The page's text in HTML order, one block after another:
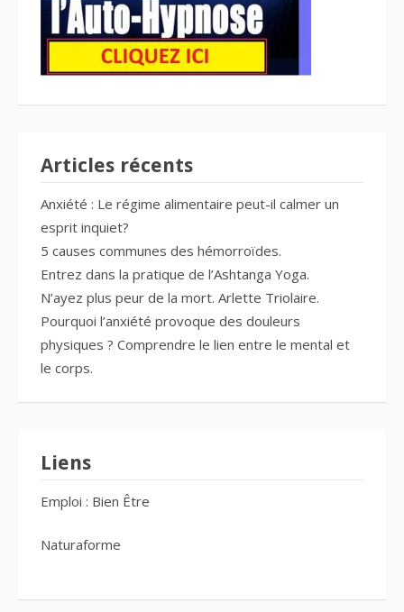
Articles récents
Anxiété : Le régime alimentaire peut-il calmer un
esprit inquiet?
5 causes communes des hémorroïdes.
Entrez dans la pratique de l’Ashtanga Yoga.
N’ayez plus peur de la mort. Arlette Triolaire.
Pourquoi l’anxiété provoque des douleurs
physiques ? Comprendre le lien entre le mental et
le corps.
Liens
Emploi : Bien Être
Naturaforme